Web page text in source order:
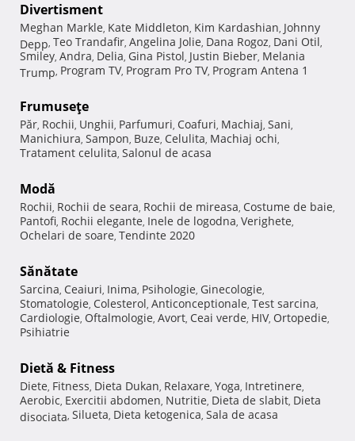
Divertisment
Meghan Markle, Kate Middleton, Kim Kardashian, Johnny
Depp, Teo Trandafir, Angelina Jolie, Dana Rogoz, Dani Otil,
Smiley, Andra, Delia, Gina Pistol, Justin Bieber, Melania
Trump, Program TV, Program Pro TV, Program Antena 1
Frumuseţe
Păr, Rochii, Unghii, Parfumuri, Coafuri, Machiaj, Sani,
Manichiura, Sampon, Buze, Celulita, Machiaj ochi,
Tratament celulita, Salonul de acasa
Modă
Rochii, Rochii de seara, Rochii de mireasa, Costume de baie,
Pantofi, Rochii elegante, Inele de logodna, Verighete,
Ochelari de soare, Tendinte 2020
Sănătate
Sarcina, Ceaiuri, Inima, Psihologie, Ginecologie,
Stomatologie, Colesterol, Anticonceptionale, Test sarcina,
Cardiologie, Oftalmologie, Avort, Ceai verde, HIV, Ortopedie,
Psihiatrie
Dietă & Fitness
Diete, Fitness, Dieta Dukan, Relaxare, Yoga, Intretinere,
Aerobic, Exercitii abdomen, Nutritie, Dieta de slabit, Dieta
disociata, Silueta, Dieta ketogenica, Sala de acasa